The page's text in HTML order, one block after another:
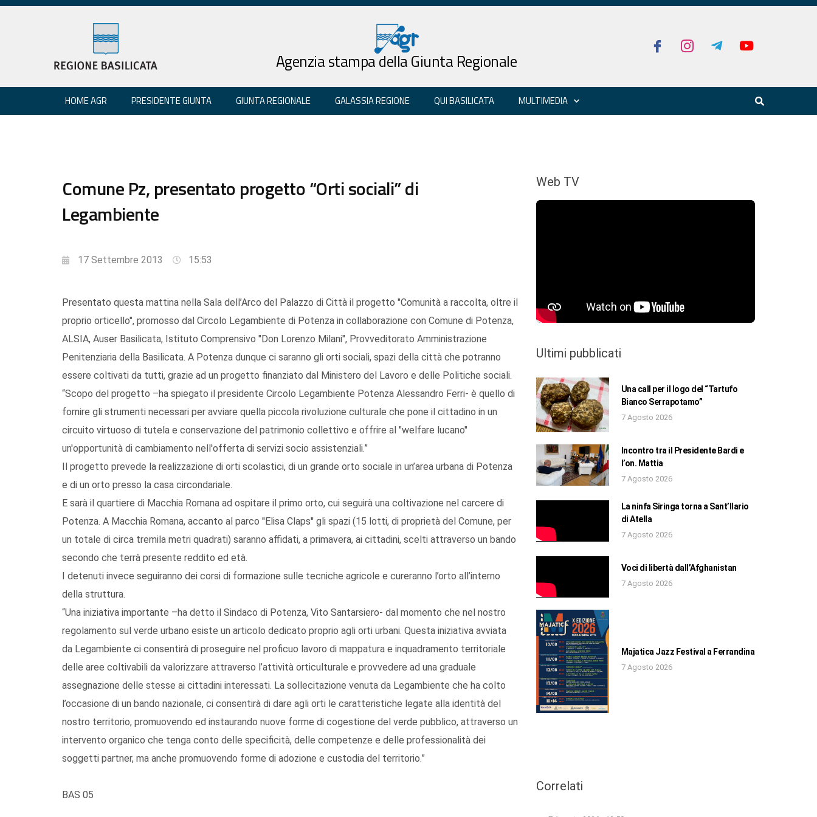
Agenzia stampa della Giunta Regionale
HOME AGR PRESIDENTE GIUNTA GIUNTA REGIONALE GALASSIA REGIONE QUI BASILICATA MULTIMEDIA
Comune Pz, presentato progetto “Orti sociali” di
Legambiente
17 Settembre 2013 15:53
Presentato questa mattina nella Sala dell’Arco del Palazzo di Città il progetto "Comunità a raccolta, oltre il
proprio orticello", promosso dal Circolo Legambiente di Potenza in collaborazione con Comune di Potenza,
ALSIA, Auser Basilicata, Istituto Comprensivo "Don Lorenzo Milani", Provveditorato Amministrazione
Penitenziaria della Basilicata. A Potenza dunque ci saranno gli orti sociali, spazi della città che potranno
essere coltivati da tutti, grazie ad un progetto finanziato dal Ministero del Lavoro e delle Politiche sociali.
“Scopo del progetto –ha spiegato il presidente Circolo Legambiente Potenza Alessandro Ferri- è quello di
fornire gli strumenti necessari per avviare quella piccola rivoluzione culturale che pone il cittadino in un
circuito virtuoso di tutela e conservazione del patrimonio collettivo e offrire al "welfare lucano"
un'opportunità di cambiamento nell'offerta di servizi socio assistenziali.”
Il progetto prevede la realizzazione di orti scolastici, di un grande orto sociale in un’area urbana di Potenza
e di un orto presso la casa circondariale.
E sarà il quartiere di Macchia Romana ad ospitare il primo orto, cui seguirà una coltivazione nel carcere di
Potenza. A Macchia Romana, accanto al parco ''Elisa Claps'' gli spazi (15 lotti, di proprietà del Comune, per
un totale di circa tremila metri quadrati) saranno affidati, a primavera, ai cittadini, scelti attraverso un bando
secondo che terrà presente reddito ed età.
I detenuti invece seguiranno dei corsi di formazione sulle tecniche agricole e cureranno l’orto all’interno
della struttura.
“Una iniziativa importante –ha detto il Sindaco di Potenza, Vito Santarsiero- dal momento che nel nostro
regolamento sul verde urbano esiste un articolo dedicato proprio agli orti urbani. Questa iniziativa avviata
da Legambiente ci consentirà di proseguire nel proficuo lavoro di mappatura e inquadramento territoriale
delle aree coltivabili da valorizzare attraverso l’attività orticulturale e provvedere ad una graduale
assegnazione delle stesse ai cittadini interessati. La sollecitazione venuta da Legambiente che ha colto
l’occasione di un bando nazionale, ci consentirà di dare agli orti le caratteristiche legate alla identità del
nostro territorio, promuovendo ed instaurando nuove forme di cogestione del verde pubblico, attraverso un
intervento organico che tenga conto delle specificità, delle competenze e delle professionalità dei
soggetti partner, ma anche promuovendo forme di adozione e custodia del territorio.”
BAS 05
Web TV
Ultimi pubblicati
Una call per il logo del “Tartufo
Bianco Serrapotamo”
7 Agosto 2026
Incontro tra il Presidente Bardi e
l’on. Mattia
7 Agosto 2026
La ninfa Siringa torna a Sant’Ilario
di Atella
7 Agosto 2026
Voci di libertà dall’Afghanistan
7 Agosto 2026
Majatica Jazz Festival a Ferrandina
7 Agosto 2026
Correlati